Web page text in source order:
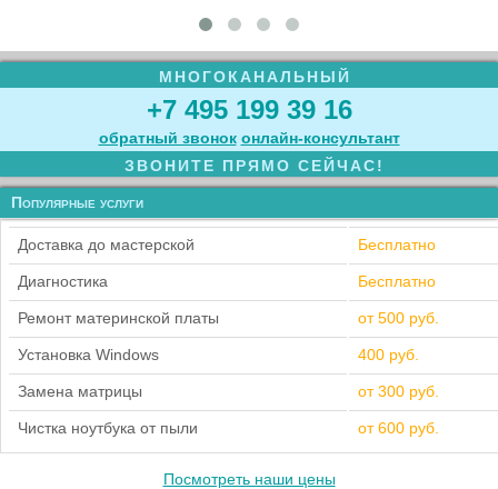
МНОГОКАНАЛЬНЫЙ
+7 495 199 39 16
обратный звонок онлайн‑консультант
ЗВОНИТЕ ПРЯМО СЕЙЧАС!
Популярные услуги
Доставка до мастерской Бесплатно
Диагностика Бесплатно
Ремонт материнской платы от 500 руб.
Установка Windows 400 руб.
Замена матрицы от 300 руб.
Чистка ноутбука от пыли от 600 руб.
Посмотреть наши цены